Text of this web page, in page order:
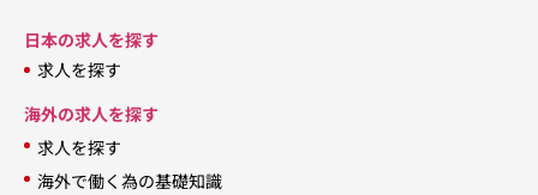
日本の求人を探す
求人を探す
海外の求人を探す
求人を探す
海外で働く為の基礎知識